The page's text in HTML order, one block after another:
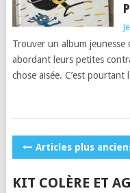
Trouver un album
abordant leurs petites
chose aisée. C’est pourtant
POSTS
Articles plus
KIT COLÈRE ET